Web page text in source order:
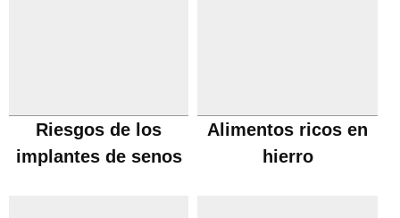
Riesgos de los
implantes de senos
Alimentos ricos en
hierro